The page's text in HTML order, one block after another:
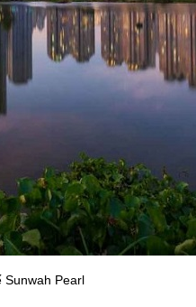
Sunwah Pearl